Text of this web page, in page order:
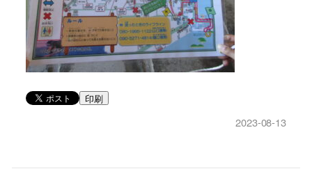
印刷
2023-08-13